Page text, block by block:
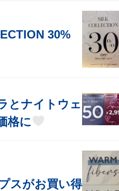
30%
とナイトウェ
格に
スがお買い得